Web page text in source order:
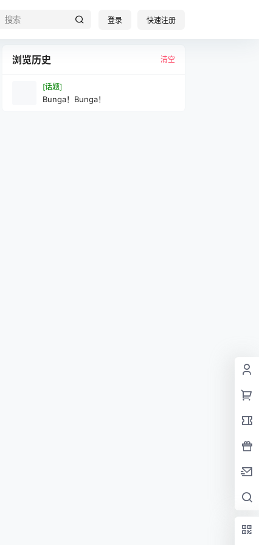
登录 快速注册
浏览历史 清空
[话题]
Bunga！Bunga！